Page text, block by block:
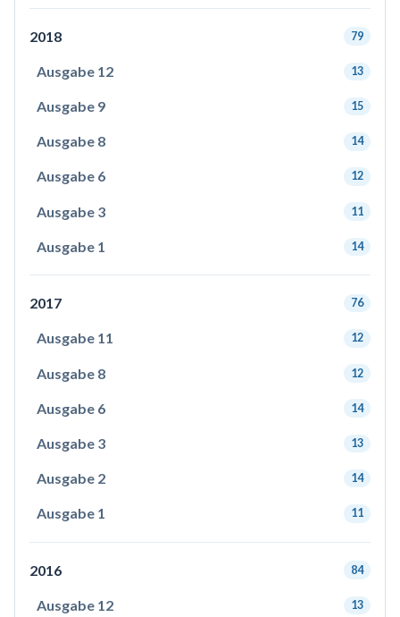
2018 79
Ausgabe 12 13
Ausgabe 9 15
Ausgabe 8 14
Ausgabe 6 12
Ausgabe 3 11
Ausgabe 1 14
2017 76
Ausgabe 11 12
Ausgabe 8 12
Ausgabe 6 14
Ausgabe 3 13
Ausgabe 2 14
Ausgabe 1 11
2016 84
Ausgabe 12 13